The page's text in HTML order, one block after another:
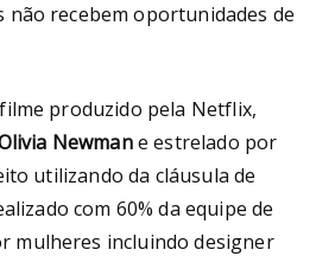
recebem oportunidades de
produzido pela Netflix,
Newmane estrelado por
utilizando da cláusula de
com 60% da equipe de
mulheres incluindo designer